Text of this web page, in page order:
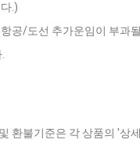
.)
공/도선 추가운임이 부과
환불기준은 각 상품의 '상